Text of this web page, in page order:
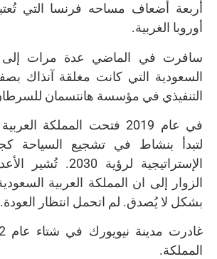
أربعة أضعاف مساحه فرنسا التي
أوروبا الغربية.
سافرت في الماضي عدة مرات إلى
السعودية التي كانت مغلقة آنذاك
التنفيذي في مؤسسة هانتسمان
في عام 2019 فتحت المملكة
لتبدأ بنشاط في تشجيع السياحة
الإستراتيجية لرؤية
الزوار إلى ان المملكة العربية
بشكل لا يُصدق. لم اتحمل انتظار العودة.
المملكة.